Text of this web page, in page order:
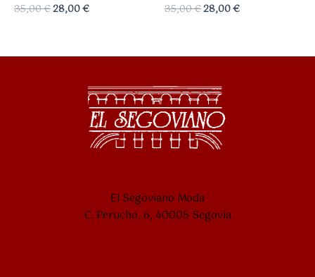
35,00€28,00€ 35,00€28,00€
El Segoviano Moda
C. Perucho, 6, 40005 Segovia